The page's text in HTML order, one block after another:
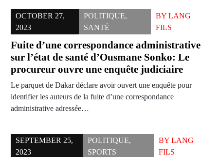
OCTOBER 27,
2023
POLITIQUE,
SANTÉ
BYLANG
FILS
Fuite d’une correspondance administrative
sur l’état de santé d’Ousmane Sonko: Le
procureur ouvre une enquête judiciaire
Le parquet de Dakar déclare avoir ouvert une enquête pour
identifier les auteurs de la fuite d’une correspondance
administrative adressée…
SEPTEMBER 25,
2023
POLITIQUE,
SPORTS
BY LANG
FILS